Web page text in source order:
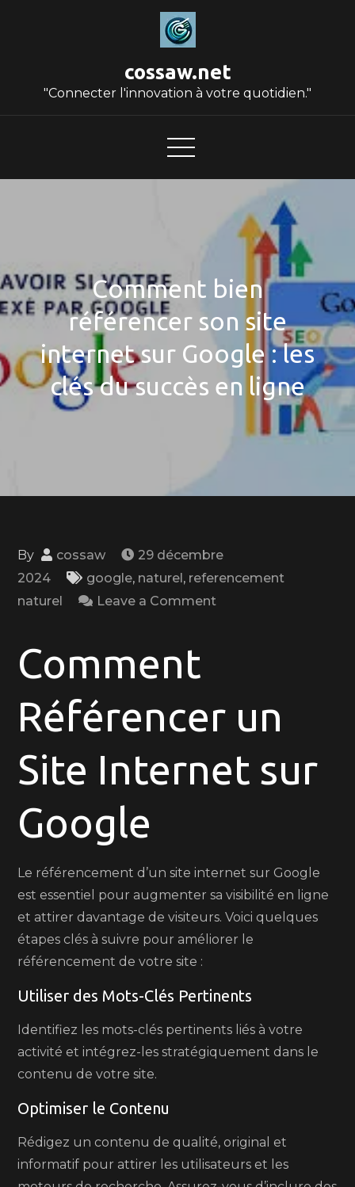
cossaw.net
"Connecter l'innovation à votre quotidien."
Comment bien
référencer son site
internet sur Google : les
clés du succès en ligne
By cossaw
29 décembre
2024
google, naturel, referencement
naturel
Leave a Comment
site
internet
Google
succès
en
ligne
Comment
Référencer un
Site Internet sur
Google
Le référencement d’un site internet sur Google
est essentiel pour augmenter sa visibilité en ligne
et attirer davantage de visiteurs. Voici quelques
étapes clés à suivre pour améliorer le
référencement de votre site :
Utiliser des Mots-Clés Pertinents
Identifiez les mots-clés pertinents liés à votre
activité et intégrez-les stratégiquement dans le
contenu de votre site.
Optimiser le Contenu
Rédigez un contenu de qualité, original et
informatif pour attirer les utilisateurs et les